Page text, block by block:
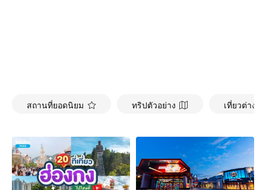
สถานที่ยอดนิยม ทริปตัวอย่าง เที่ยวต่างป